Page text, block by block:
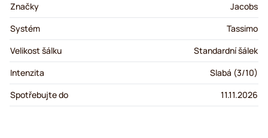
Značky
Jacobs
Systém
Tassimo
Velikost šálku
Standardní šálek
Intenzita
Slabá (3/10)
Spotřebujte do
11.11.2026